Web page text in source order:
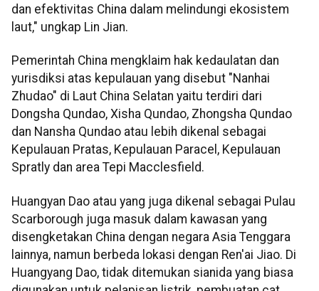
dan efektivitas China dalam melindungi ekosistem
laut," ungkap Lin Jian.
Pemerintah China mengklaim hak kedaulatan dan
yurisdiksi atas kepulauan yang disebut "Nanhai
Zhudao" di Laut China Selatan yaitu terdiri dari
Dongsha Qundao, Xisha Qundao, Zhongsha Qundao
dan Nansha Qundao atau lebih dikenal sebagai
Kepulauan Pratas, Kepulauan Paracel, Kepulauan
Spratly dan area Tepi Macclesfield.
Huangyan Dao atau yang juga dikenal sebagai Pulau
Scarborough juga masuk dalam kawasan yang
disengketakan China dengan negara Asia Tenggara
lainnya, namun berbeda lokasi dengan Ren'ai Jiao. Di
Huangyang Dao, tidak ditemukan sianida yang biasa